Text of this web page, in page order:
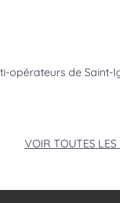
de Saint-
VOIR TOUTES